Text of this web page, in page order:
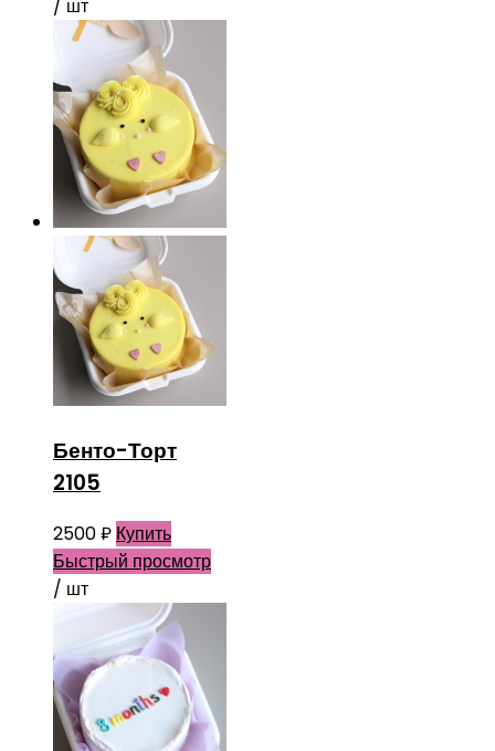
/ шт
Бенто-Торт
2105
2500₽ Купить
Быстрый просмотр
/ шт